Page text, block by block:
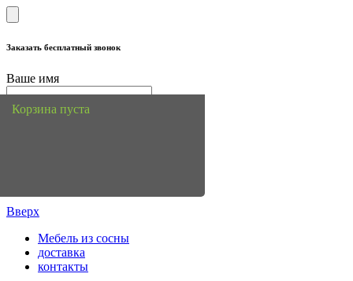
Заказать бесплатный звонок
Ваше имя
Телефон
Вверх
Мебель из сосны
доставка
контакты
Корзина пуста